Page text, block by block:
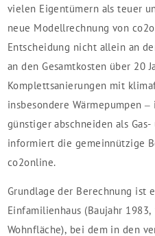
vielen Eigentümern als teuer
neue Modellrechnung von
Entscheidung nicht allein an
an den Gesamtkosten über 20
Komplettsanierungen mit
insbesondere Wärmepumpen
günstiger abschneiden als
informiert die gemeinnützige
co2online.
Grundlage der Berechnung ist
Einfamilienhaus (Baujahr
Wohnfläche), bei dem in den